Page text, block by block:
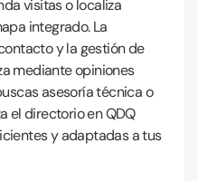
visitas o localiza
integrado. La
y la gestión de
mediante opiniones
asesoría técnica o
el directorio en QDQ
y adaptadas a tus